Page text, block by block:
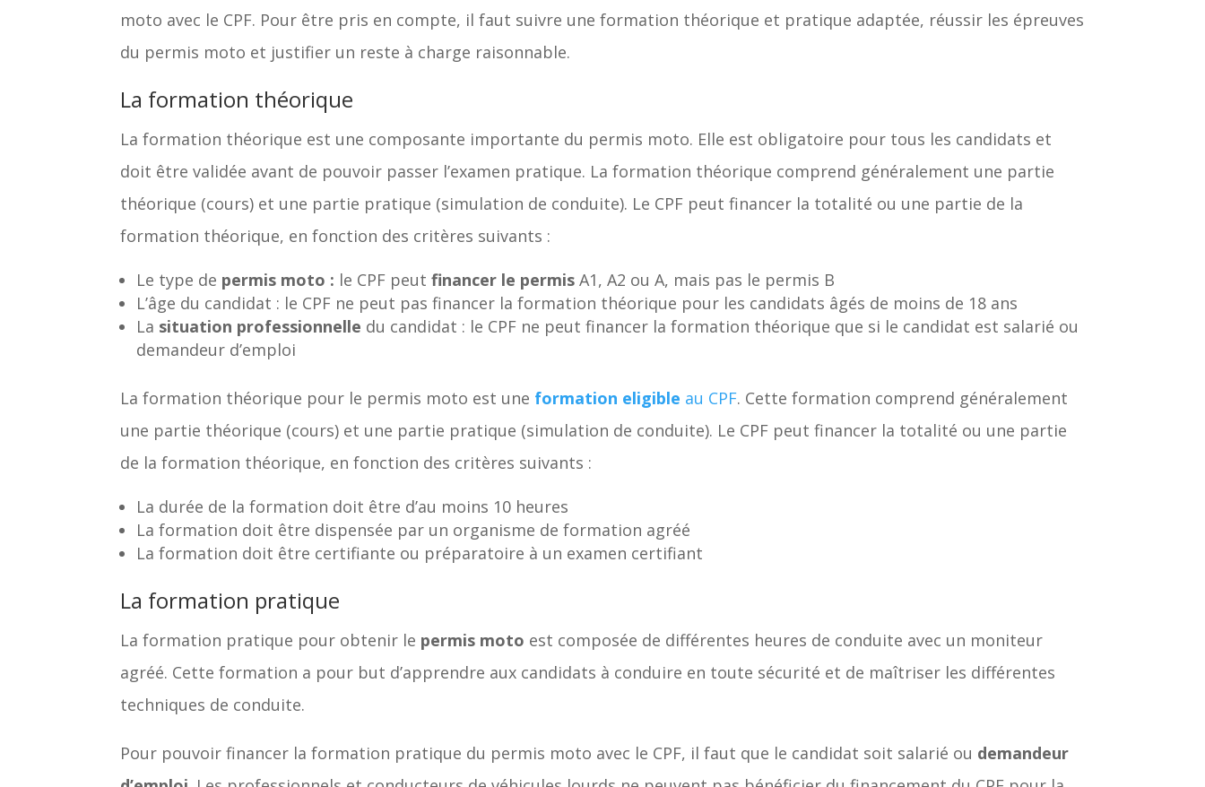
moto avec le CPF. Pour être pris en compte, il faut suivre une formation théorique et pratique adaptée, réussir les épreuves
du permis moto et justifier un reste à charge raisonnable.
La formation théorique
La formation théorique est une composante importante du permis moto. Elle est obligatoire pour tous les candidats et
doit être validée avant de pouvoir passer l’examen pratique. La formation théorique comprend généralement une partie
théorique (cours) et une partie pratique (simulation de conduite). Le CPF peut financer la totalité ou une partie de la
formation théorique, en fonction des critères suivants :
Le type de permis moto : le CPF peutfinancer le permis A1, A2 ou A, mais pas le permis B
L’âge du candidat : le CPF ne peut pas financer la formation théorique pour les candidats âgés de moins de 18 ans
La situation professionnelle du candidat : le CPF ne peut financer la formation théorique que si le candidat est salarié ou
demandeur d’emploi
La formation théorique pour le permis moto est une formation eligible au CPF. Cette formation comprend généralement
une partie théorique (cours) et une partie pratique (simulation de conduite). Le CPF peut financer la totalité ou une partie
de la formation théorique, en fonction des critères suivants :
La durée de la formation doit être d’au moins 10 heures
La formation doit être dispensée par un organisme de formation agréé
La formation doit être certifiante ou préparatoire à un examen certifiant
La formation pratique
La formation pratique pour obtenir le permis moto est composée de différentes heures de conduite avec un moniteur
agréé. Cette formation a pour but d’apprendre aux candidats à conduire en toute sécurité et de maîtriser les différentes
techniques de conduite.
Pour pouvoir financer la formation pratique du permis moto avec le CPF, il faut que le candidat soit salarié ou demandeur